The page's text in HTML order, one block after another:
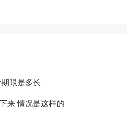
限是多长
来 情况是这样的